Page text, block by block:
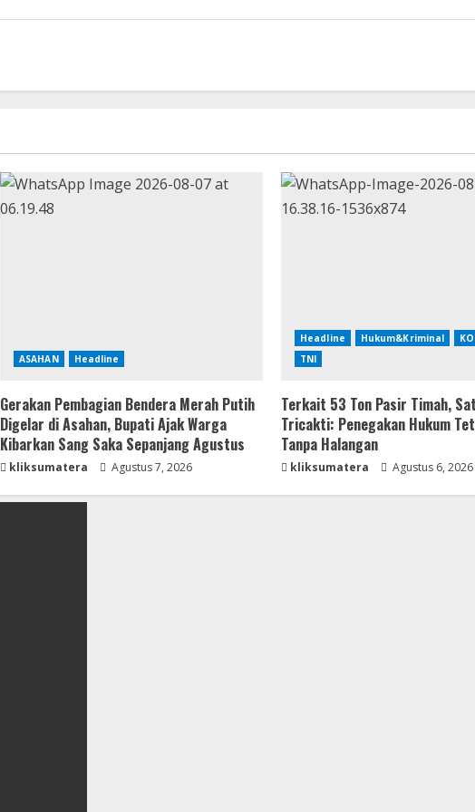
ASAHAN Headline
Gerakan Pembagian Bendera Merah Putih
Digelar di Asahan, Bupati Ajak Warga
Kibarkan Sang Saka Sepanjang Agustus
kliksumatera Agustus 7, 2026
Headline Hukum&Kriminal
TNI
Terkait 53 Ton Pasir Timah,
Tricakti: Penegakan Hukum
Tanpa Halangan
kliksumatera Agustus 6, 2026